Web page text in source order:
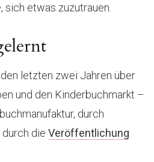
sich etwas zuzutrauen.
letzten zwei Jahren über
und den Kinderbuchmarkt –
durch
die Veröffentlichung